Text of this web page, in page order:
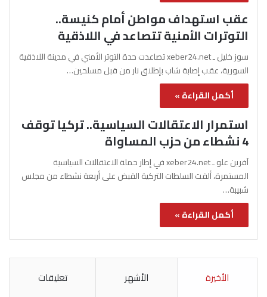
عقب استهداف مواطن أمام كنيسة..
التوترات الأمنية تتصاعد في اللاذقية
سوز خليل ـ xeber24.net تصاعدت حدة التوتر الأمني في مدينة اللاذقية
السورية، عقب إصابة شاب بإطلاق نار من قبل مسلحين…
أكمل القراءة »
استمرار الاعتقالات السياسية.. تركيا توقف
4 نشطاء من حزب المساواة
آفرين علو ـ xeber24.net في إطار حملة الاعتقالات السياسية
المستمرة، ألقت السلطات التركية القبض على أربعة نشطاء من مجلس
شبيبة…
أكمل القراءة »
الأخيرة الأشهر تعليقات